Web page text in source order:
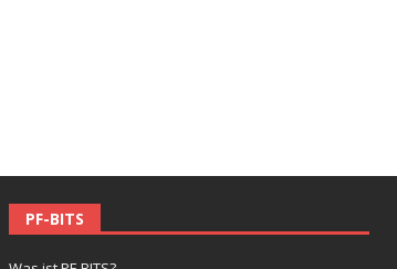
PF-BITS